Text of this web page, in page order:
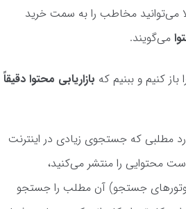
می‌توانید مخاطب را به سمت خرید
می‌گویند.
کنیم و ببنیم که بازاریابی محتوا دقیقاً
مطلبی که جستجوی زیادی در اینترنت
محتوایی را منتشر می‌کنید،
جستجو) آن مطلب را جستجو